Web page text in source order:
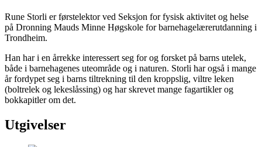
Rune Storli er førstelektor ved Seksjon for fysisk aktivitet og helse
på Dronning Mauds Minne Høgskole for barnehagelærerutdanning i
Trondheim.
Han har i en årrekke interessert seg for og forsket på barns utelek,
både i barnehagenes uteområde og i naturen. Storli har også i mange
år fordypet seg i barns tiltrekning til den kroppslig, viltre leken
(boltrelek og lekeslåssing) og har skrevet mange fagartikler og
bokkapitler om det.
Utgivelser